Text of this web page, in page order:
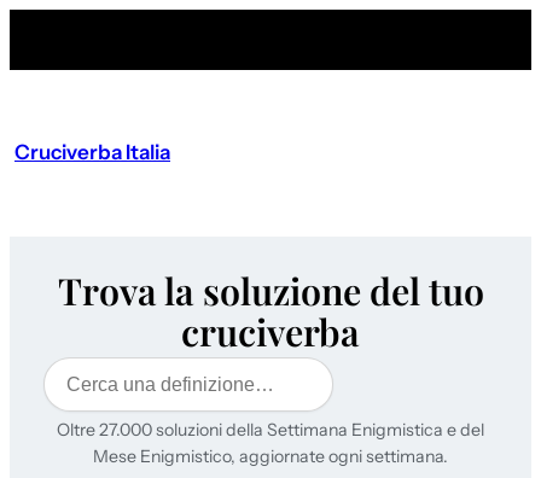
Cruciverba Italia
Trova la soluzione del tuo
cruciverba
Cerca
Oltre 27.000 soluzioni della Settimana Enigmistica e del
Mese Enigmistico, aggiornate ogni settimana.